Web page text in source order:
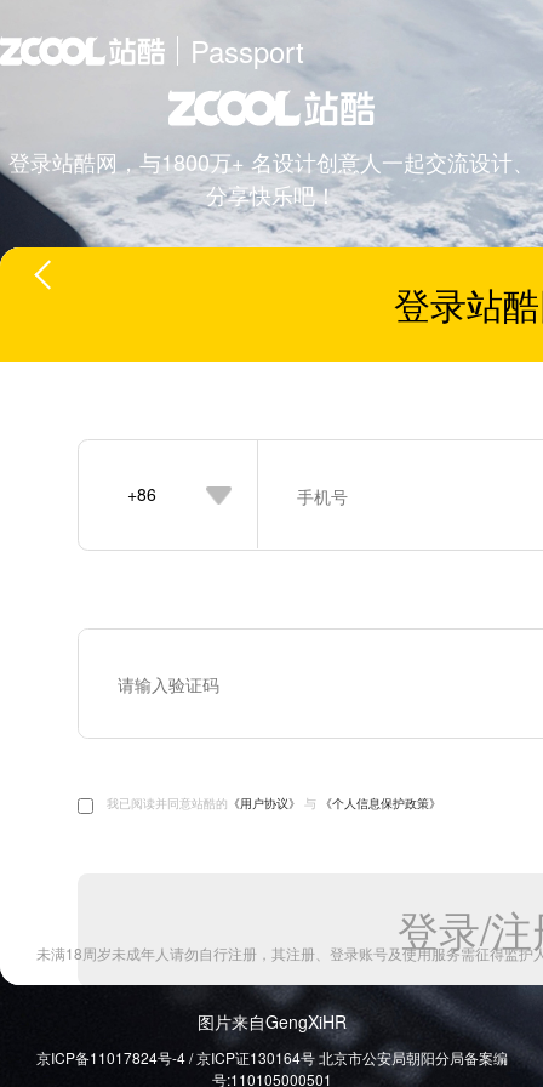
Passport
登录站酷网，与1800万+ 名设计创意人一起交流设计、
分享快乐吧！
图片来自GengXiHR
京ICP备11017824号-4 / 京ICP证130164号 北京市公安局朝阳分局备案编
号:110105000501